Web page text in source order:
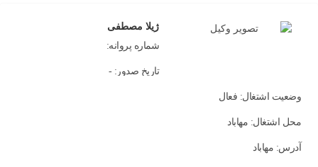
ژیلا مصطفی
شماره پروانه:
تاریخ صدور: -
وضعیت اشتغال: فعال
محل اشتغال: مهاباد
آدرس: مهاباد